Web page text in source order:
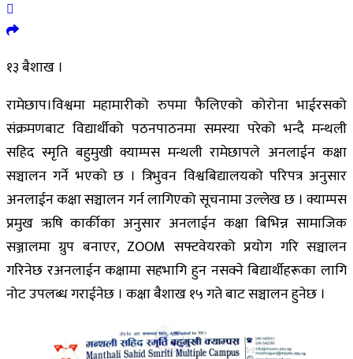
१३ बैशाख ।
रामेछाप।विश्वमा महामारीको रुपमा फैलिएको कोरोना भाईरसको
संक्रमणबाट विद्यार्थीको पठनपाठनमा समस्या परेको भन्दै मन्थली
सहिद स्मृति बहुमुखी क्याम्पस मन्थली रामेछापले अनलाईन कक्षा
सञ्चालन गर्ने भएको छ । त्रिभुवन विश्वबिद्यालयको परिपत्र अनुसार
अनलाईन कक्षा सञ्चालन गर्न लागिएको सूचनामा उल्लेख छ । क्याम्पस
प्रमुख ऋषि कार्कीका अनुसार अनलाईन कक्षा बिभिन्न सामाजिक
सञ्जालमा ग्रुप बनाएर, ZOOM सफ्टवेयरको प्रयोग गरि सञ्चालन
गरिनेछ रअनलाईन कक्षामा सहभागि हुन नसक्ने बिद्यार्थीहरूका लागि
नोट उपलब्ध गराईनेछ । कक्षा बैशाख १५ गते बाट सञ्चालन हुनेछ ।